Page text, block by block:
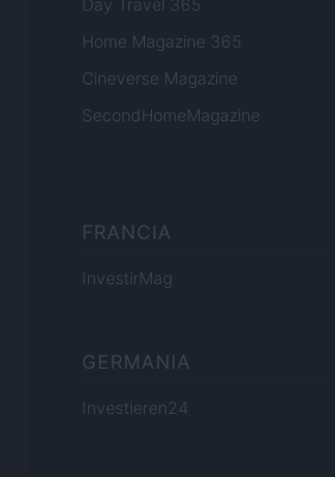
Home Magazine 365
Cineverse Magazine
SecondHomeMagazine
FRANCIA
InvestirMag
GERMANIA
Investieren24